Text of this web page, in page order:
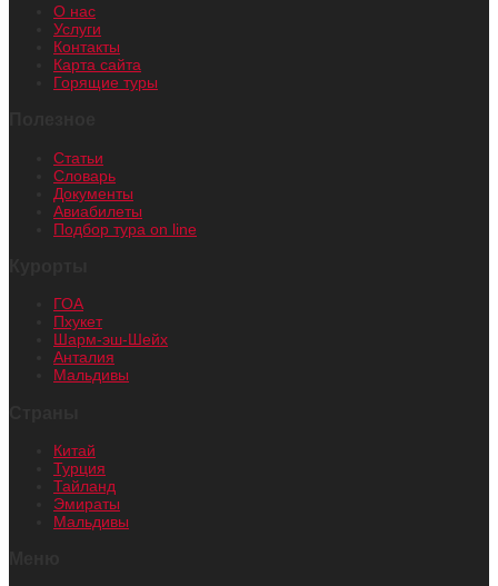
О нас
Услуги
Контакты
Карта сайта
Горящие туры
Статьи
Словарь
Документы
Авиабилеты
Подбор тура on line
ГОА
Пхукет
Шарм-эш-Шейх
Анталия
Мальдивы
Китай
Турция
Тайланд
Эмираты
Мальдивы